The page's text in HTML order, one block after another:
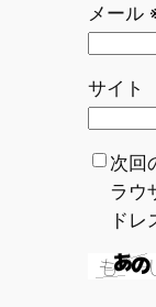
メール
サイト
次回
ラウ
ドレ